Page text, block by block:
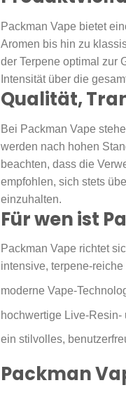
Packman Vape bietet
Aromen bis hin zu
der Terpene optimal zur
Intensität über die
Qualität,
Bei Packman Vape
werden nach hohen
beachten, dass die
empfohlen, sich stets
einzuhalten.
Für wen ist
Packman Vape richtet
intensive, terpene-
moderne Vape-
hochwertige Live-
ein stilvolles,
Packman